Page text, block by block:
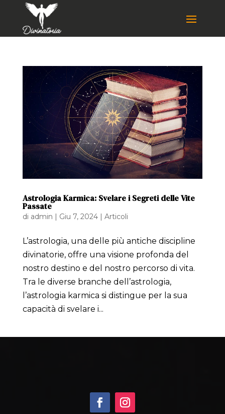
Astrologia Karmica: Svelare i Segreti delle Vite
Passate
di admin | Giu 7, 2024| Articoli
L’astrologia, una delle più antiche discipline
divinatorie, offre una visione profonda del
nostro destino e del nostro percorso di vita.
Tra le diverse branche dell’astrologia,
l’astrologia karmica si distingue per la sua
capacità di svelare i...